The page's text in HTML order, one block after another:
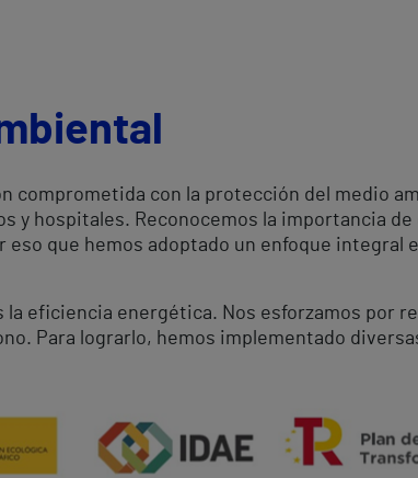
comprometida con la protección del medio
y hospitales. Reconocemos la importancia
que hemos adoptado un enfoque integral
la eficiencia energética. Nos esforzamos por
Para lograrlo, hemos implementado